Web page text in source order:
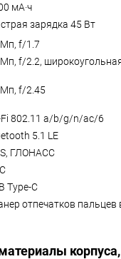
мА·ч
зарядка 45 Вт
f/1.7
f/2.2,
f/2.45
Fi 802.11 a/b/g/n/ac/6
5.1 LE
ГЛОНАСС
Type-C
отпечатков пальцев